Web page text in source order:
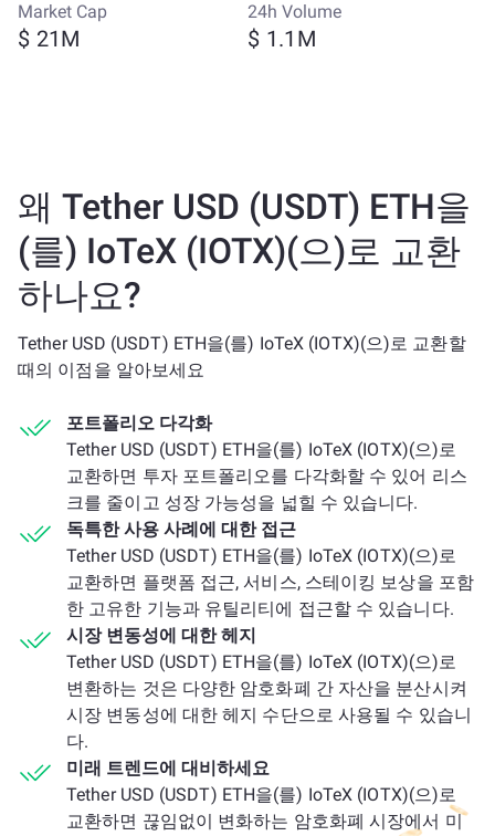
Market Cap
$ 21M
24h Volume
$ 1.1M
왜 Tether USD (USDT) ETH을
(를) IoTeX (IOTX)(으)로 교환
하나요?
Tether USD (USDT) ETH을(를) IoTeX (IOTX)(으)로 교환할
때의 이점을 알아보세요
포트폴리오 다각화
Tether USD (USDT) ETH을(를) IoTeX (IOTX)(으)로
교환하면 투자 포트폴리오를 다각화할 수 있어 리스
크를 줄이고 성장 가능성을 넓힐 수 있습니다.
독특한 사용 사례에 대한 접근
Tether USD (USDT) ETH을(를) IoTeX (IOTX)(으)로
교환하면 플랫폼 접근, 서비스, 스테이킹 보상을 포함
한 고유한 기능과 유틸리티에 접근할 수 있습니다.
시장 변동성에 대한 헤지
Tether USD (USDT) ETH을(를) IoTeX (IOTX)(으)로
변환하는 것은 다양한 암호화폐 간 자산을 분산시켜
시장 변동성에 대한 헤지 수단으로 사용될 수 있습니
다.
미래 트렌드에 대비하세요
Tether USD (USDT) ETH을(를) IoTeX (IOTX)(으)로
교환하면 끊임없이 변화하는 암호화폐 시장에서 미